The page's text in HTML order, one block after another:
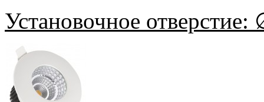
Установочное отверстие: